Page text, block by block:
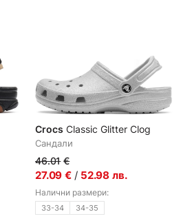
Crocs Classic Glitter Clog
Сандали
46.01 €
27.09 € / 52.98 лв.
Налични размери:
33-34 34-35